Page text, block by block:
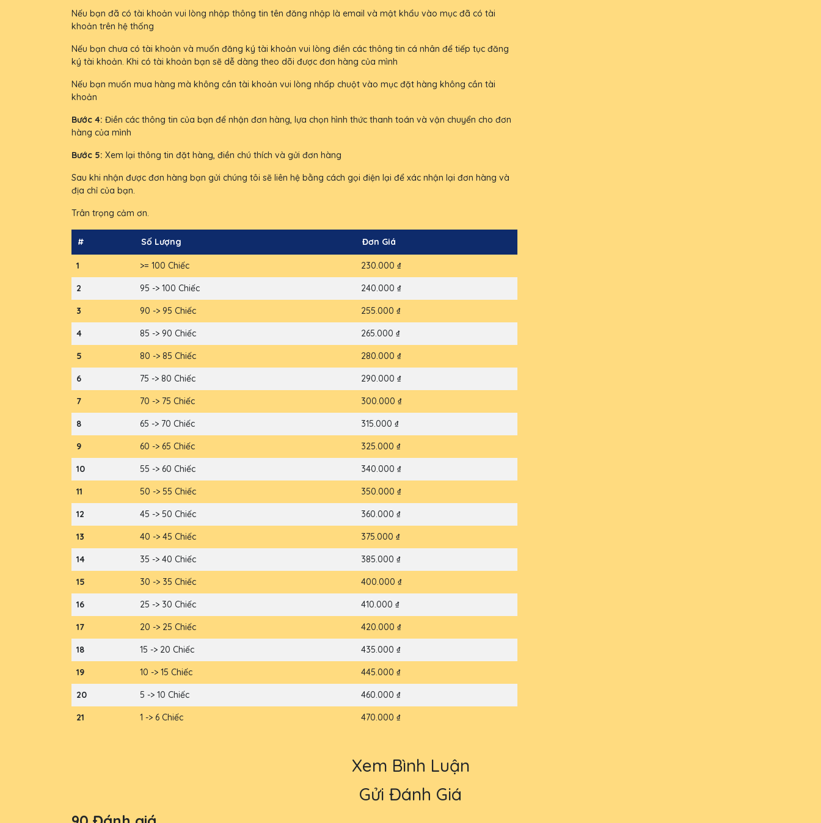
Nếu bạn đã có tài khoản vui lòng nhập thông tin tên đăng nhập là email và mật khẩu vào mục đã có tài
khoản trên hệ thống
Nếu bạn chưa có tài khoản và muốn đăng ký tài khoản vui lòng điền các thông tin cá nhân để tiếp tục đăng
ký tài khoản. Khi có tài khoản bạn sẽ dễ dàng theo dõi được đơn hàng của mình
Nếu bạn muốn mua hàng mà không cần tài khoản vui lòng nhấp chuột vào mục đặt hàng không cần tài
khoản
Bước 4: Điền các thông tin của bạn để nhận đơn hàng, lựa chọn hình thức thanh toán và vận chuyển cho đơn
hàng của mình
Bước 5: Xem lại thông tin đặt hàng, điền chú thích và gửi đơn hàng
Sau khi nhận được đơn hàng bạn gửi chúng tôi sẽ liên hệ bằng cách gọi điện lại để xác nhận lại đơn hàng và
địa chỉ của bạn.
Trân trọng cảm ơn.
# Số Lượng Đơn Giá
1 >= 100 Chiếc 230.000 ₫
2 95 -> 100 Chiếc 240.000 ₫
3 90 -> 95 Chiếc 255.000 ₫
4 85 -> 90 Chiếc 265.000 ₫
5 80 -> 85 Chiếc 280.000 ₫
6 75 -> 80 Chiếc 290.000 ₫
7 70 -> 75 Chiếc 300.000 ₫
8 65 -> 70 Chiếc 315.000 ₫
9 60 -> 65 Chiếc 325.000 ₫
10 55 -> 60 Chiếc 340.000 ₫
11 50 -> 55 Chiếc 350.000 ₫
12 45 -> 50 Chiếc 360.000 ₫
13 40 -> 45 Chiếc 375.000 ₫
14 35 -> 40 Chiếc 385.000 ₫
15 30 -> 35 Chiếc 400.000 ₫
16 25 -> 30 Chiếc 410.000 ₫
17 20 -> 25 Chiếc 420.000 ₫
18 15 -> 20 Chiếc 435.000 ₫
19 10 -> 15 Chiếc 445.000 ₫
20 5 -> 10 Chiếc 460.000 ₫
21 1 -> 6 Chiếc 470.000 ₫
Xem Bình Luận
Gửi Đánh Giá